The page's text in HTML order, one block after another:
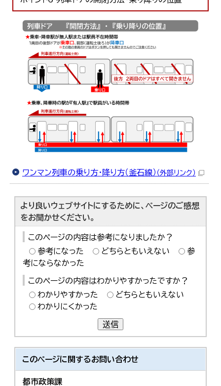
ワンマン列車の乗り方・降り方（釜石線） （外部リンク）
より良いウェブサイトにするために、ページのご感想
をお聞かせください。
このページの内容は参考になりましたか？
参考になった
どちらともいえない
参
考にならなかった
このページの内容はわかりやすかったですか？
わかりやすかった
どちらともいえない
わかりにくかった
送信
このページに関するお問い合わせ
都市政策課